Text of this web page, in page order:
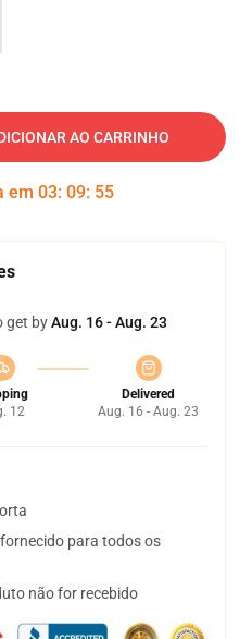
AO CARRINHO
em 03: 09: 54
get byAug. 16 - Aug. 23
12
Delivered
Aug. 16 - Aug. 23
para todos os
não for recebido